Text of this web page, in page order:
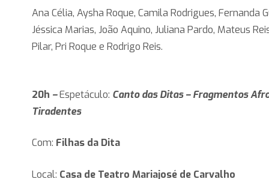
Ana Célia, Aysha Roque, Camila Rodrigues, Fernanda
Jéssica Marias, João Aquino, Juliana Pardo, Mateus
Pilar, Pri Roque e Rodrigo Reis.
20h –Espetáculo: Canto das Ditas – Fragmentos
Tiradentes
Com: Filhas da Dita
Local: Casa de Teatro Mariajosé de Carvalho